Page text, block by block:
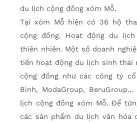
du lịch cộng đồng xóm Mỗ.
Tại xóm Mỗ hiện có 36 hộ
cộng đồng. Hoạt động du
thiên nhiên. Một số doanh
tiến hoạt động du lịch sinh thái
cộng đồng như các công ty
Bình, ModaGroup,
lịch cộng đồng xóm Mỗ. Để
các sản phẩm du lịch văn hóa